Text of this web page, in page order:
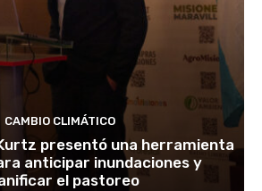
CAMBIO CLIMÁTICO
presentó una herramienta
anticipar inundaciones y
el pastoreo